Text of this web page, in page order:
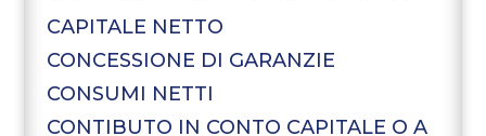
CAPITALE NETTO
CONCESSIONE DI GARANZIE
CONSUMI NETTI
CONTIBUTO IN CONTO CAPITALE O A